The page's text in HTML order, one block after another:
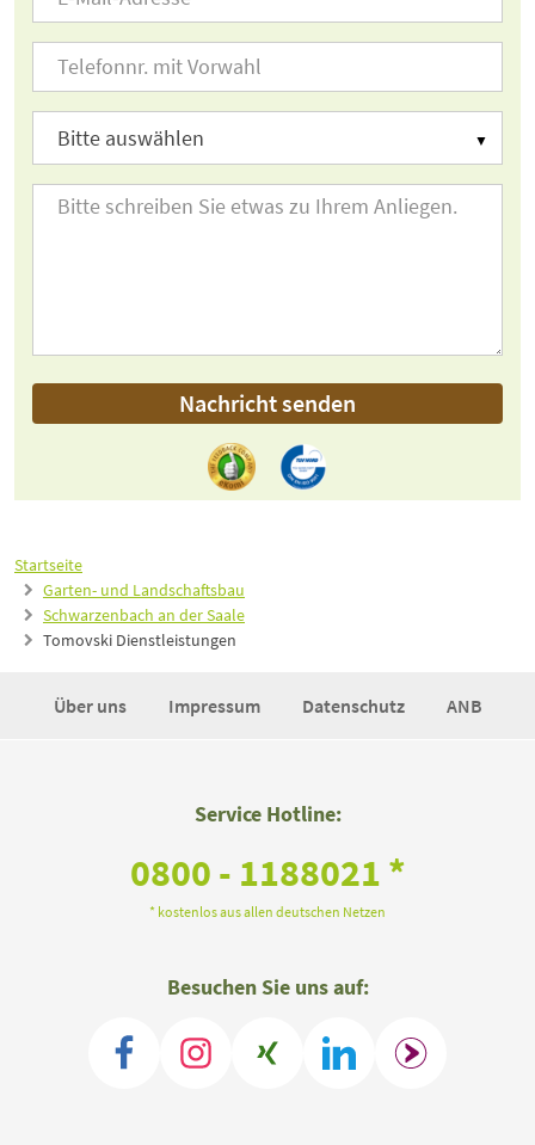
Startseite
Garten- und Landschaftsbau
Schwarzenbach an der Saale
Tomovski Dienstleistungen
Nachricht senden
Über uns Impressum Datenschutz ANB
Service Hotline:
0800 - 1188021 *
* kostenlos aus allen deutschen Netzen
Besuchen Sie uns auf: